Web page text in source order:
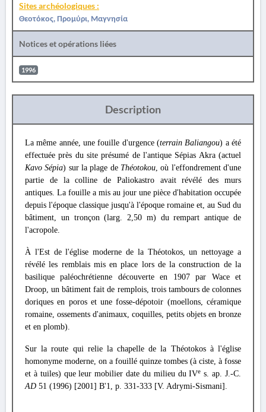
Sites archéologiques :
Θεοτόκος, Προμύρι, Μαγνησία
Notices et opérations liées
1996
Description
La même année, une fouille d'urgence (terrain Baliangou) a été
effectuée près du site présumé de l'antique Sépias Akra (actuel
Kavo Sépia) sur la plage de Théotokou, où l'effondrement d'une
partie de la colline de Paliokastro avait révélé des murs
antiques. La fouille a mis au jour une pièce d'habitation occupée
depuis l'époque classique jusqu'à l'époque romaine et, au Sud du
bâtiment, un tronçon (larg. 2,50 m) du rempart antique de
l'acropole.
À l'Est de l'église moderne de la Théotokos, un nettoyage a
révélé les remblais mis en place lors de la construction de la
basilique paléochrétienne découverte en 1907 par Wace et
Droop, un bâtiment fait de remplois, trois tambours de colonnes
doriques en poros et une fosse-dépotoir (moellons, céramique
romaine, ossements d'animaux, coquilles, petits objets en bronze
et en plomb).
Sur la route qui relie la chapelle de la Théotokos à l'église
homonyme moderne, on a fouillé quinze tombes (à ciste, à fosse
et à tuiles) que leur mobilier date du milieu du IVe s. ap. J.-C.
AD 51 (1996) [2001] Β'1, p. 331-333 [V. Adrymi-Sismani].